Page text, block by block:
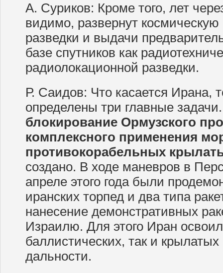
А. Суриков: Кроме того, лет
видимо, развернут
разведки и выдачи
базе спутников как
радиолокационной разведки.
Р. Саидов: Что касается Ирана,
определены три главные
блокирование Ормузского
комплексного применения
противокорабельных
создано. В ходе маневров в
апреле этого года были
иранских торпед и два типа
нанесение демонстративных
Израилю. Для этого Иран
баллистических, так и крылатых
дальности.